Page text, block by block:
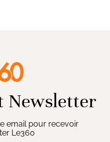
Newsletter
email pour recevoir
Le360